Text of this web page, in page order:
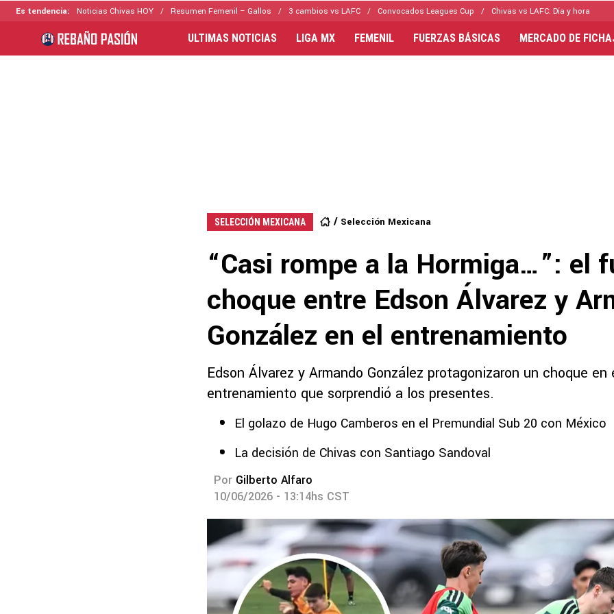
Es tendencia: Noticias Chivas HOY Resumen Femenil – Gallos 3 cambios vs LAFC Convocados Leagues Cup Chivas vs LAFC: Día y hora
ULTIMAS NOTICIAS LIGA MX FEMENIL FUERZAS BÁSICAS MERCADO DE
SELECCIÓN MEXICANA Selección Mexicana
“Casi rompe a la Hormiga…”: el
choque entre Edson Álvarez y
González en el entrenamiento
Edson Álvarez y Armando González protagonizaron un choque en
entrenamiento que sorprendió a los presentes.
El golazo de Hugo Camberos en el Premundial Sub 20 con México
La decisión de Chivas con Santiago Sandoval
Por Gilberto Alfaro
10/06/2026 - 13:14hs CST